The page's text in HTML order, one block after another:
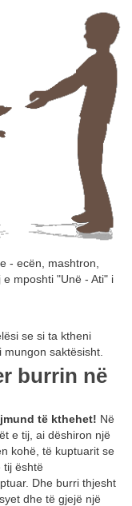
- ecën, mashtron,
mposhti "Unë - Ati" i
se si ta ktheni
saktësisht.
burrin në
mund të kthehet! Në
e tij, ai dëshiron një
kohë, të kuptuarit se
tij është
Dhe burri thjesht
dhe të gjejë një